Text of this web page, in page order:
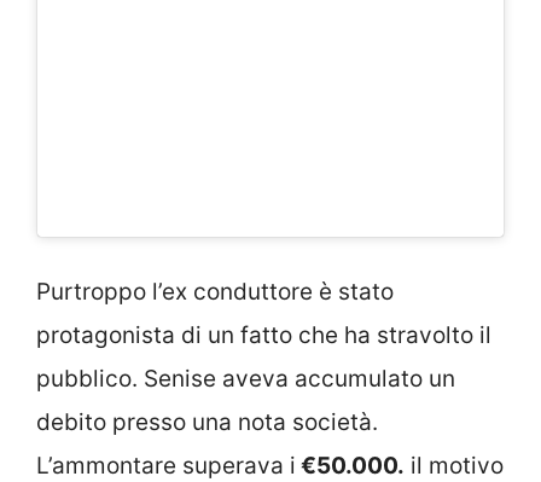
Purtroppo l’ex conduttore è stato
protagonista di un fatto che ha stravolto il
pubblico. Senise aveva accumulato un
debito presso una nota società.
L’ammontare superava i €50.000. il motivo